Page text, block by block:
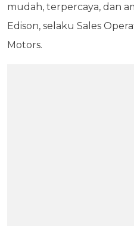
mudah, terpercaya, dan
Edison, selaku Sales
Motors.